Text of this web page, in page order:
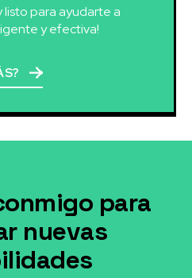
listo para ayudarte a
y efectiva!
para
nuevas